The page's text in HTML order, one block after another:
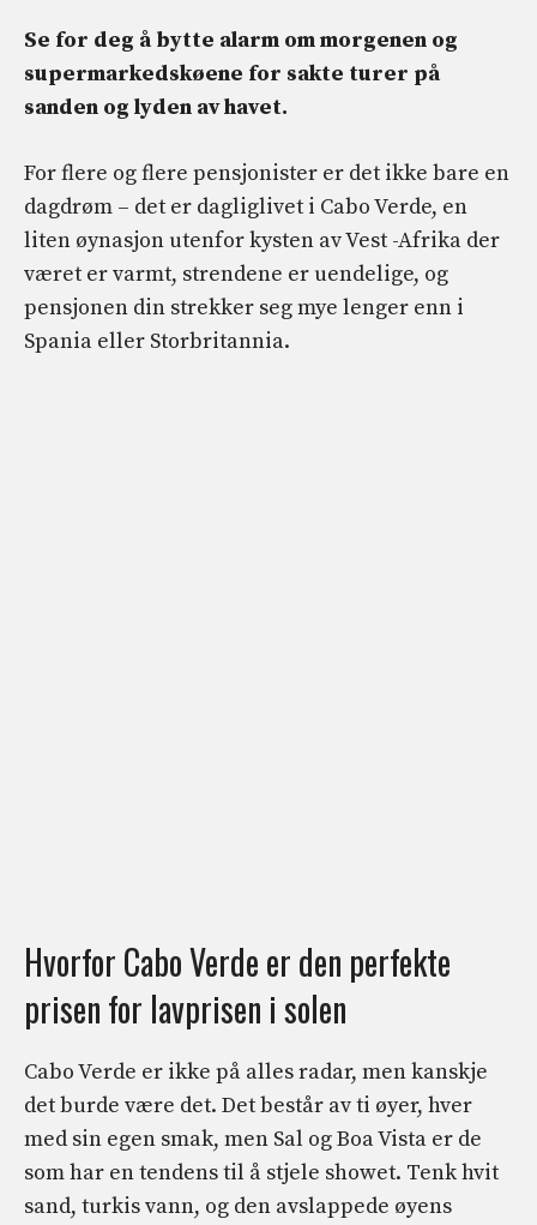
Se for deg å bytte alarm om morgenen og
supermarkedskøene for sakte turer på
sanden og lyden av havet.
For flere og flere pensjonister er det ikke bare en
dagdrøm – det er dagliglivet i Cabo Verde, en
liten øynasjon utenfor kysten av Vest -Afrika der
været er varmt, strendene er uendelige, og
pensjonen din strekker seg mye lenger enn i
Spania eller Storbritannia.
Hvorfor Cabo Verde er den perfekte
prisen for lavprisen i solen
Cabo Verde er ikke på alles radar, men kanskje
det burde være det. Det består av ti øyer, hver
med sin egen smak, men Sal og Boa Vista er de
som har en tendens til å stjele showet. Tenk hvit
sand, turkis vann, og den avslappede øyens